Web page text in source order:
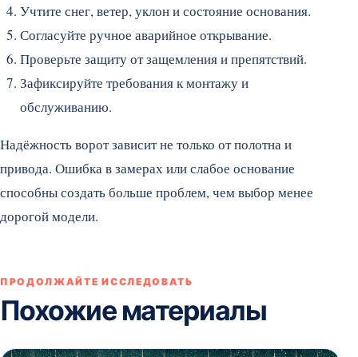
Учтите снег, ветер, уклон и состояние основания.
Согласуйте ручное аварийное открывание.
Проверьте защиту от защемления и препятствий.
Зафиксируйте требования к монтажу и
обслуживанию.
Надёжность ворот зависит не только от полотна и
привода. Ошибка в замерах или слабое основание
способны создать больше проблем, чем выбор менее
дорогой модели.
ПРОДОЛЖАЙТЕ ИССЛЕДОВАТЬ
Похожие материалы